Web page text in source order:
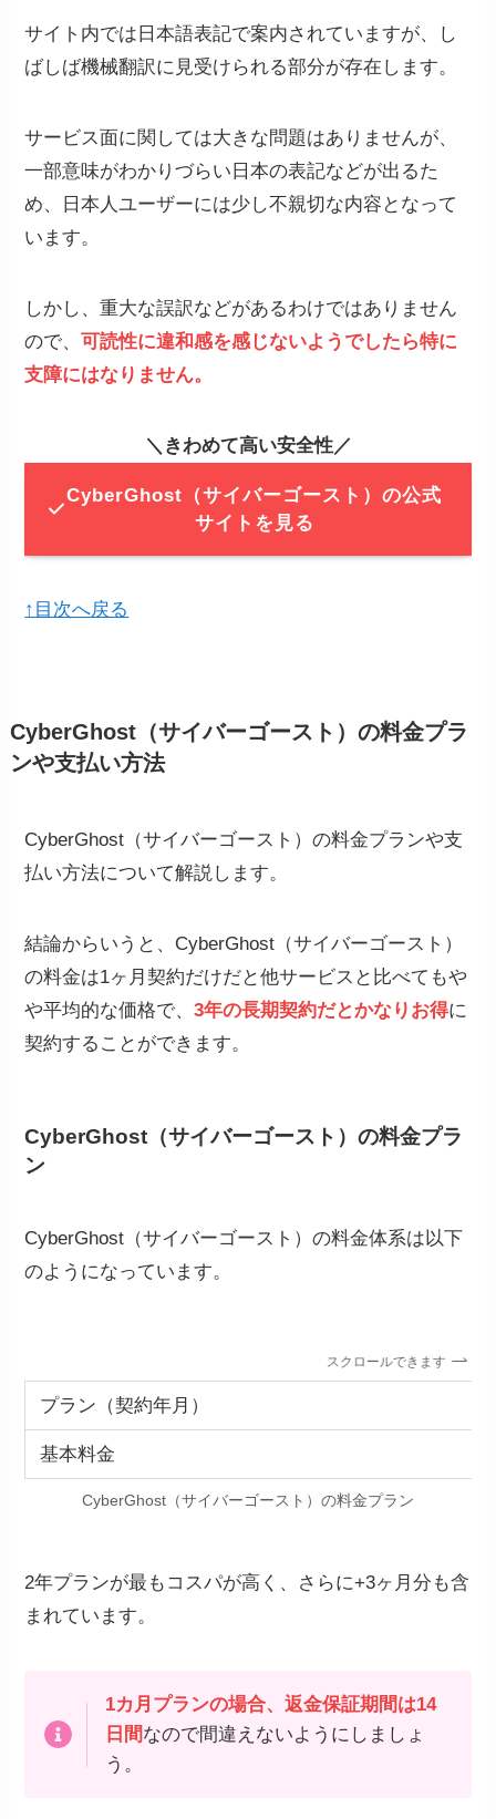
サイト内では日本語表記で案内されていますが、し
ばしば機械翻訳に見受けられる部分が存在します。
サービス面に関しては大きな問題はありませんが、
一部意味がわかりづらい日本の表記などが出るた
め、日本人ユーザーには少し不親切な内容となって
います。
しかし、重大な誤訳などがあるわけではありません
ので、可読性に違和感を感じないようでしたら特に
支障にはなりません。
＼きわめて高い安全性／
CyberGhost（サイバーゴースト）の公式
サイトを見る
↑目次へ戻る
CyberGhost（サイバーゴースト）の料金プラ
ンや支払い方法
CyberGhost（サイバーゴースト）の料金プランや支
払い方法について解説します。
結論からいうと、CyberGhost（サイバーゴースト）
の料金は1ヶ月契約だけだと他サービスと比べてもや
や平均的な価格で、3年の長期契約だとかなりお得に
契約することができます。
CyberGhost（サイバーゴースト）の料金プラ
ン
CyberGhost（サイバーゴースト）の料金体系は以下
のようになっています。
スクロールできます
プラン（契約年月）
基本料金
CyberGhost（サイバーゴースト）の料金プラン
2年プランが最もコスパが高く、さらに+3ヶ月分も含
まれています。
1カ月プランの場合、返金保証期間は14
日間なので間違えないようにしましょ
う。